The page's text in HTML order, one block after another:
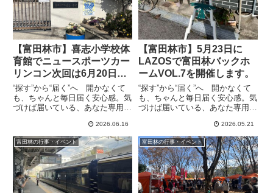
【富田林市】喜志小学校体
育館でニュースポーツカー
リンコン次回は6月20日で
す
“探す”から“届く”へ 開かなくて
も、ちゃんと毎日届く安心感。気
づけば届いている、あなた専用の
体育館では毎週土曜日の9:30～
11:30までカーリンコンが行われ
ています。月額200円の会費さえ
払えば、...
2026.06.16
【富田林市】5月23日に
LAZOSで富田林バックホ
ームVOL.7を開催します。
“探す”から“届く”へ 開かなくて
も、ちゃんと毎日届く安心感。気
づけば届いている、あなた専用の
で、15:30～17:00頃まで行われま
す。内容は前田正志さんと登山正
文さんによるLIVEとなっており
チ...
2026.05.21
富田林の行事・イベント 富田林の行事・イベント